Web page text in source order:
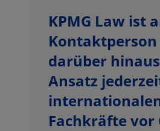
KPMG Law ist
darüber
Ansatz
Fachkräfte vor